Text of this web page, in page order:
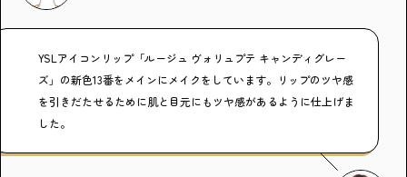
YSLアイコンリップ「ルージュ ヴォリュプテ キャンディグレー
ズ」の新色13番をメインにメイクをしています。リップのツヤ感
を引きだたせるために肌と目元にもツヤ感があるように仕上げま
した。